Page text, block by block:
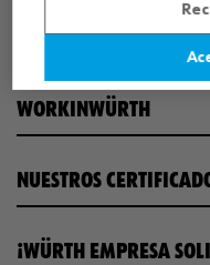
COMUNICACIÓN
WORKINWÜRTH
NUESTROS
¡WÜRTH EMPRESA